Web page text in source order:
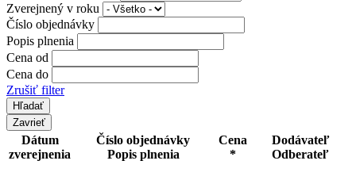
Zverejnený v roku
Číslo objednávky
Popis plnenia
Cena od
Cena do
Zrušiť filter
Zavrieť
Dátum
zverejnenia
Číslo objednávky
Popis plnenia
Cena
*
Dodávateľ
Odberateľ